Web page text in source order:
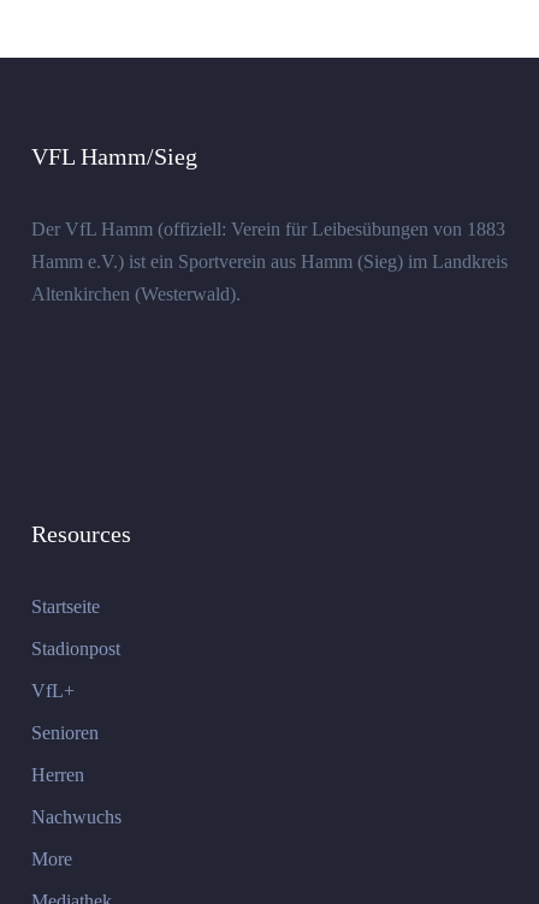
VFL Hamm/Sieg
Der VfL Hamm (offiziell: Verein für Leibesübungen von 1883
Hamm e.V.) ist ein Sportverein aus Hamm (Sieg) im Landkreis
Altenkirchen (Westerwald).
Resources
Startseite
Stadionpost
VfL+
Senioren
Herren
Nachwuchs
More